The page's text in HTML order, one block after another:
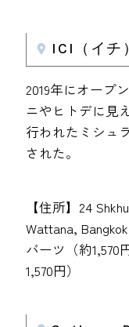
ICI（イチ
2019年にオープ
ニやヒトデに見
行われたミシュ
された。
【住所】24
Wattana,
バーツ（約1,570
1,570円）